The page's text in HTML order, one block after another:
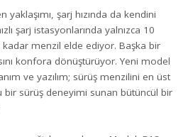
şarj hızında da kendini
şarj istasyonlarında yalnızca 10
menzil elde ediyor. Başka bir
konfora dönüştürüyor. Yeni model
ve yazılım; sürüş menzilini en üst
bir sürüş deneyimi sunan bütüncül bir